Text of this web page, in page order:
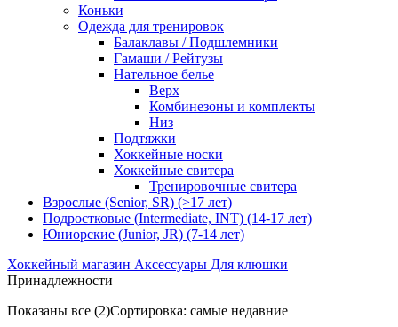
Коньки
Одежда для тренировок
Балаклавы / Подшлемники
Гамаши / Рейтузы
Нательное белье
Верх
Комбинезоны и комплекты
Низ
Подтяжки
Хоккейные носки
Хоккейные свитера
Тренировочные свитера
Взрослые (Senior, SR) (>17 лет)
Подростковые (Intermediate, INT) (14-17 лет)
Юниорские (Junior, JR) (7-14 лет)
Хоккейный магазин Аксессуары Для клюшки
Принадлежности
Показаны все (2)Сортировка: самые недавние